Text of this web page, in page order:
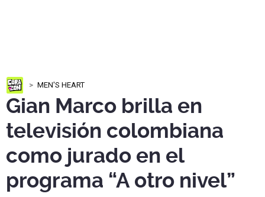
MEN'S HEART
Gian Marco brilla en
televisión colombiana
como jurado en el
programa “A otro nivel”